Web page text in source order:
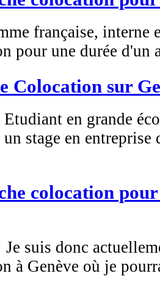
française, interne
pour une durée d'un
Colocation sur
en grande
stage en entreprise
colocation
suis donc
à Genève où je